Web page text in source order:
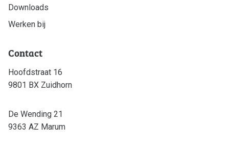
Downloads
Werken bij
Contact
Hoofdstraat 16
9801 BX Zuidhorn
De Wending 21
9363 AZ Marum